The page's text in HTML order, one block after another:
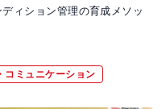
ィション管理の育成メソッ
コミュニケーション